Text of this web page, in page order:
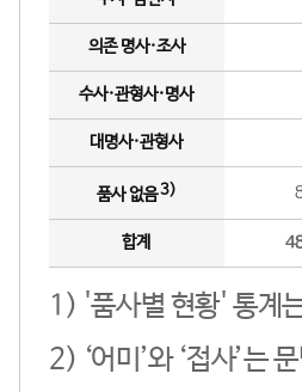
의존 명사·조사
수사·관형사·명사
대명사·관형사
품사 없음3)
합계
1) '품사별 현황' 통계
2) ‘어미’와 ‘접사’는